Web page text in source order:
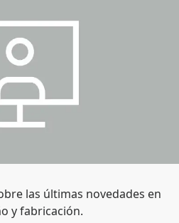
las últimas novedades en
y fabricación.